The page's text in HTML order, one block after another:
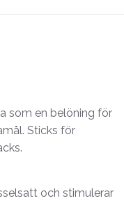
som en belöning för
Sticks för
och stimulerar